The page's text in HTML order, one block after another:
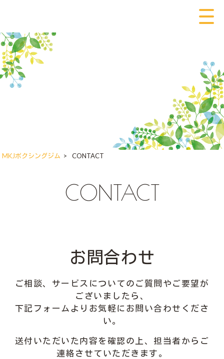
MKJボクシングジム > CONTACT
CONTACT
お問合わせ
ご相談、サービスについてのご質問やご要望が
ございましたら、
下記フォームよりお気軽にお問い合わせくださ
い。
送付いただいた内容を確認の上、担当者からご
連絡させていただきます。